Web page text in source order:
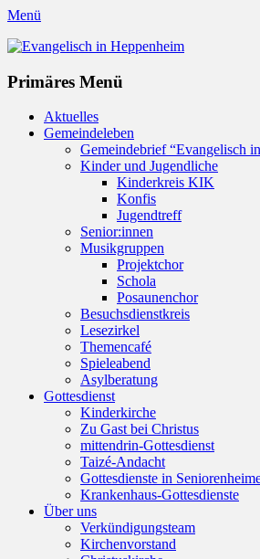
Menü
Evangelisch in Heppenheim
Primäres Menü
Zum
Inhalt
Aktuelles
Gemeindeleben
Gemeindebrief “Evangelisch
Kinder und Jugendliche
Kinderkreis KIK
Konfis
Jugendtreff
Senior:innen
Musikgruppen
Projektchor
Schola
Posaunenchor
Besuchsdienstkreis
Lesezirkel
Themencafé
Spieleabend
Asylberatung
Gottesdienst
Kinderkirche
Zu Gast bei Christus
mittendrin-Gottesdienst
Taizé-Andacht
Gottesdienste in
Krankenhaus-Gottesdienste
Über uns
Verkündigungsteam
Kirchenvorstand